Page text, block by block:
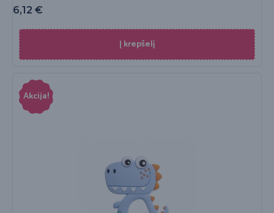
6,12 €
Į krepšelį
Akcija!